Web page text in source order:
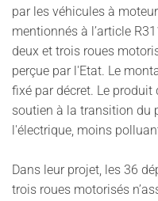
par les véhicules à
mentionnés à l’article
deux et trois roues
perçue par l'Etat. Le
fixé par décret. Le
soutien à la transition du
l'électrique, moins
Dans leur projet, les 36
trois roues motorisés